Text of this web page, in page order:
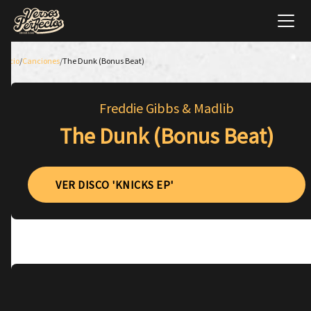
Inicio/Canciones/The Dunk (Bonus Beat)
Freddie Gibbs & Madlib
The Dunk (Bonus Beat)
VER DISCO 'KNICKS EP'